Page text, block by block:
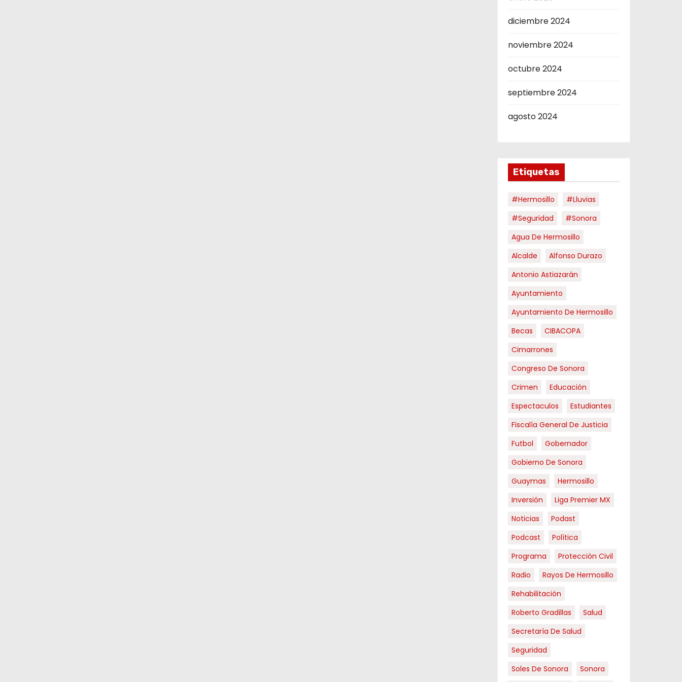
diciembre 2024
noviembre 2024
octubre 2024
septiembre 2024
agosto 2024
Etiquetas
#hermosillo
#Lluvias
#Seguridad
#Sonora
Agua De Hermosillo
Alcalde
Alfonso Durazo
Antonio Astiazarán
Ayuntamiento
Ayuntamiento De Hermosillo
Becas
CIBACOPA
Cimarrones
Congreso De Sonora
Crimen
Educación
Espectaculos
Estudiantes
Fiscalía General De Justicia
Futbol
Gobernador
Gobierno De Sonora
Guaymas
Hermosillo
Inversión
Liga Premier MX
Noticias
Podast
Podcast
Política
Programa
Protección Civil
Radio
Rayos De Hermosillo
Rehabilitación
Roberto Gradillas
Salud
Secretaría De Salud
Seguridad
Soles De Sonora
Sonora